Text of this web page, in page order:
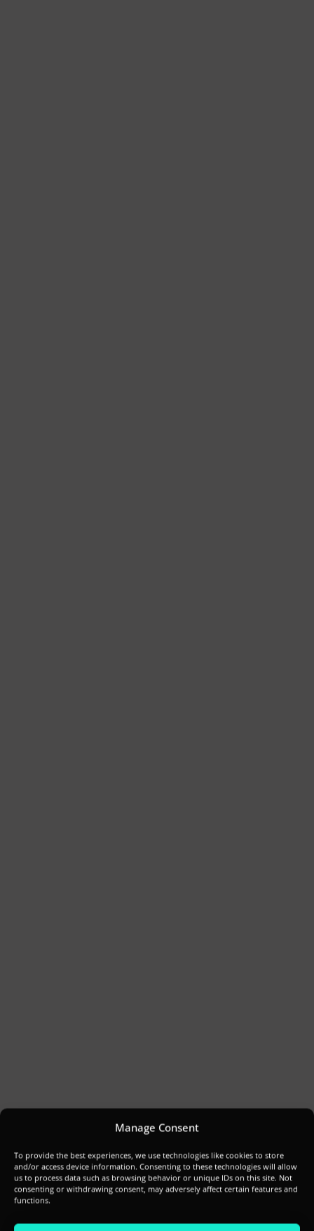
Manage Consent
To provide the best experiences, we use technologies like cookies to store
and/or access device information. Consenting to these technologies will allow
us to process data such as browsing behavior or unique IDs on this site. Not
consenting or withdrawing consent, may adversely affect certain features and
functions.